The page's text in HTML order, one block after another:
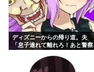
ディズニーからの帰り道。夫
「息子連れて離れろ！あと警察
「どうしました！？」→トンデ
モナイことに…